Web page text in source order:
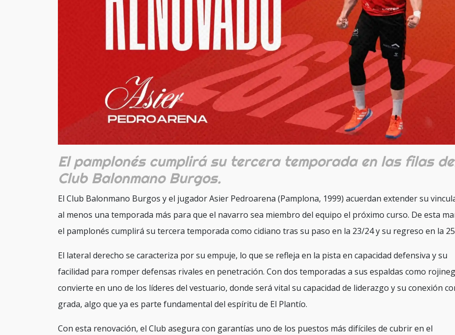
El pamplonés cumplirá su tercera temporada en las filas
Club Balonmano Burgos.
El Club Balonmano Burgos y el jugador Asier Pedroarena (Pamplona, 1999) acuerdan extender su
al menos una temporada más para que el navarro sea miembro del equipo el próximo curso. De esta
el pamplonés cumplirá su tercera temporada como cidiano tras su paso en la 23/24 y su regreso en la
El lateral derecho se caracteriza por su empuje, lo que se refleja en la pista en capacidad defensiva y su
facilidad para romper defensas rivales en penetración. Con dos temporadas a sus espaldas como
convierte en uno de los líderes del vestuario, donde será vital su capacidad de liderazgo y su conexión
grada, algo que ya es parte fundamental del espíritu de El Plantío.
Con esta renovación, el Club asegura con garantías uno de los puestos más difíciles de cubrir en el